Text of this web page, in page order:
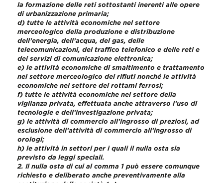
la formazione delle reti sottostanti inerenti alle opere
di urbanizzazione primaria;
d) tutte le attività economiche nel settore
merceologico della produzione e distribuzione
dell’energia, dell’acqua, del gas, delle
telecomunicazioni, del traffico telefonico e delle reti e
dei servizi di comunicazione elettronica;
e) le attività economiche di smaltimento e trattamento
nel settore merceologico dei rifiuti nonché le attività
economiche nel settore dei rottami ferrosi;
f) tutte le attività economiche nel settore della
vigilanza privata, effettuata anche attraverso l’uso di
tecnologie e dell’investigazione privata;
g) le attività di commercio all’ingrosso di preziosi, ad
esclusione dell’attività di commercio all’ingrosso di
orologi;
h) le attività in settori per i quali il nulla osta sia
previsto da leggi speciali.
2. Il nulla osta di cui al comma 1 può essere comunque
richiesto e deliberato anche preventivamente alla